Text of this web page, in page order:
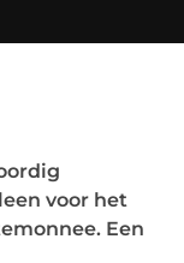
voor het
Een